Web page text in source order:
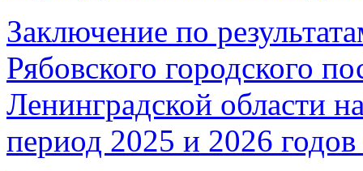
Заключение по
Рябовского городского
Ленинградской области
период 2025 и 2026